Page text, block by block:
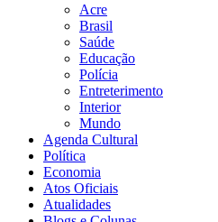
Acre
Brasil
Saúde
Educação
Polícia
Entreterimento
Interior
Mundo
Agenda Cultural
Política
Economia
Atos Oficiais
Atualidades